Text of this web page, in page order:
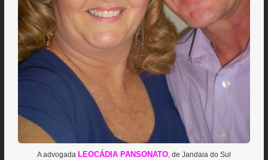
A advogada LEOCÁDIA PANSONATO, de Jandaia do Sul